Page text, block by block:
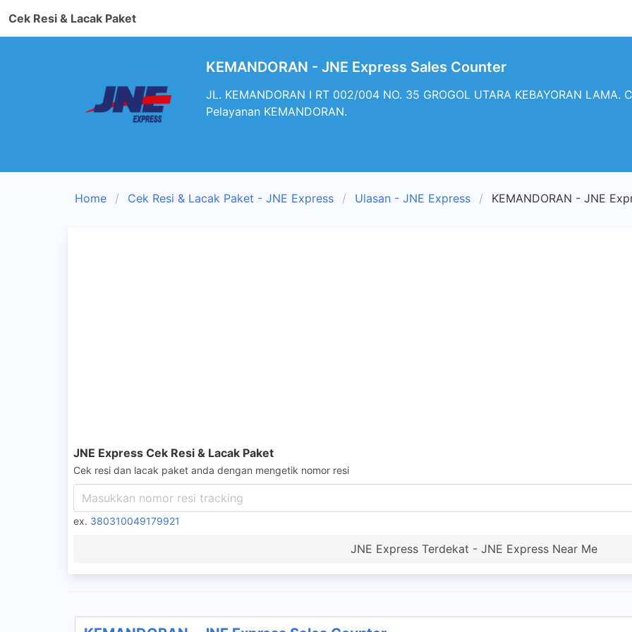
Cek Resi & Lacak Paket
KEMANDORAN - JNE Express Sales Counter
JL. KEMANDORAN I RT 002/004 NO. 35 GROGOL UTARA KEBAYORAN
Pelayanan KEMANDORAN.
Home Cek Resi & Lacak Paket - JNE Express Ulasan - JNE Express KEMANDORAN - JNE
JNE Express Cek Resi & Lacak Paket
Cek resi dan lacak paket anda dengan mengetik nomor resi
ex. 380310049179921
JNE Express Terdekat - JNE Express Near Me